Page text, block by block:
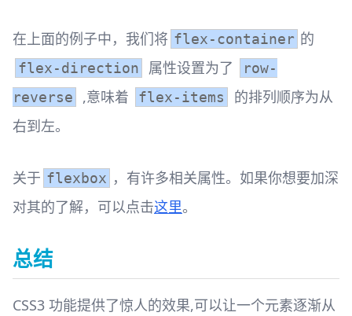
在上面的例子中，我们将 flex-container 的
flex-direction 属性设置为了
row-
reverse
,意味着 flex-items
的排列顺序为从
右到左。
关于 flexbox ，有许多相关属性。如果你想要加深
对其的了解，可以点击这里。
总结
CSS3 功能提供了惊人的效果,可以让一个元素逐渐从